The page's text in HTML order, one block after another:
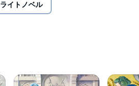
イトノベル